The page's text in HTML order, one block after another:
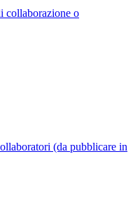
collaborazione o
(da pubblicare in